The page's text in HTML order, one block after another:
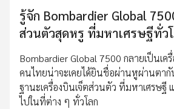
รู้จัก Bombardier Global
ส่วนตัวสุดหรู ที่มหาเศรษฐีทั่ว
Bombardier Global 7500 กลายเป็นเค
คนไทยน่าจะเคยได้ยินชื่อผ่านหูผ่านตากั
ฐานะเครื่องบินเจ็ตส่วนตัว ที่มหาเศรษฐี
ไปในที่ต่าง ๆ ทั่วโลก